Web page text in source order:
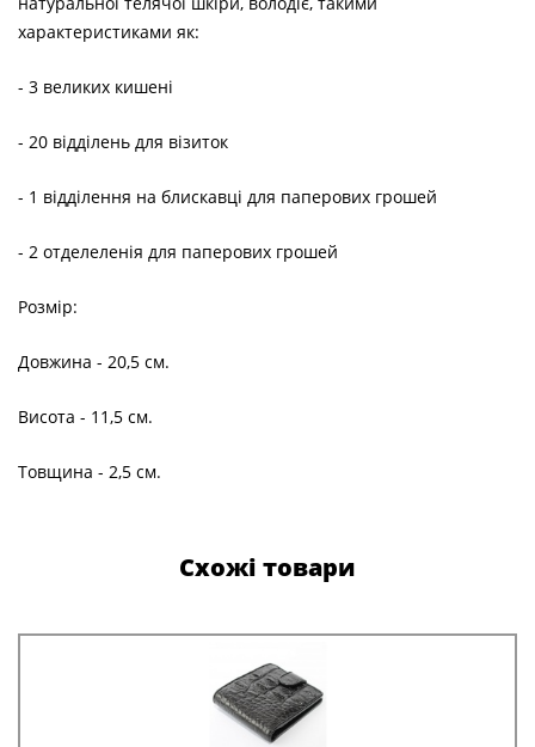
характеристиками як:
- 3 великих кишені
- 20 відділень для візиток
- 1 відділення на блискавці для паперових грошей
- 2 отделеленія для паперових грошей
Розмір:
Довжина - 20,5 см.
Висота - 11,5 см.
Товщина - 2,5 см.
Схожі товари